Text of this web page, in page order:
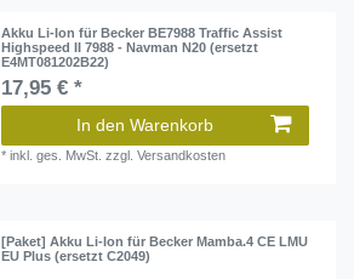
Akku Li-Ion für Becker BE7988 Traffic Assist
Highspeed II 7988 - Navman N20 (ersetzt
E4MT081202B22)
17,95 € *
In den Warenkorb
*inkl. ges. MwSt. zzgl.Versandkosten
[Paket] Akku Li-Ion für Becker Mamba.4 CE LMU
EU Plus (ersetzt C2049)